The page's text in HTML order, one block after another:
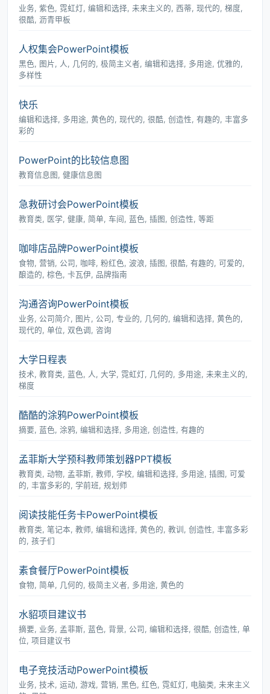
业务, 紫色, 霓虹灯, 编辑和选择, 未来主义的, 西蒂, 现代的, 梯度,
很酷, 沥青甲板
人权集会PowerPoint模板
黑色, 图片, 人, 几何的, 极简主义者, 编辑和选择, 多用途, 优雅的,
多样性
快乐
编辑和选择, 多用途, 黄色的, 现代的, 很酷, 创造性, 有趣的, 丰富多
彩的
PowerPoint的比较信息图
教育信息图, 健康信息图
急救研讨会PowerPoint模板
教育类, 医学, 健康, 简单, 车间, 蓝色, 插图, 创造性, 等距
咖啡店品牌PowerPoint模板
食物, 营销, 公司, 咖啡, 粉红色, 波浪, 插图, 很酷, 有趣的, 可爱的,
酿造的, 棕色, 卡瓦伊, 品牌指南
沟通咨询PowerPoint模板
业务, 公司简介, 图片, 公司, 专业的, 几何的, 编辑和选择, 黄色的,
现代的, 单位, 双色调, 咨询
大学日程表
技术, 教育类, 蓝色, 人, 大学, 霓虹灯, 几何的, 多用途, 未来主义的,
梯度
酷酷的涂鸦PowerPoint模板
摘要, 蓝色, 涂鸦, 编辑和选择, 多用途, 创造性, 有趣的
孟菲斯大学预科教师策划器PPT模板
教育类, 动物, 孟菲斯, 教师, 学校, 编辑和选择, 多用途, 插图, 可爱
的, 丰富多彩的, 学前班, 规划师
阅读技能任务卡PowerPoint模板
教育类, 笔记本, 教师, 编辑和选择, 黄色的, 教训, 创造性, 丰富多彩
的, 孩子们
素食餐厅PowerPoint模板
食物, 简单, 几何的, 极简主义者, 多用途, 黄色的
水貂项目建议书
摘要, 业务, 孟菲斯, 蓝色, 背景, 公司, 编辑和选择, 很酷, 创造性, 单
位, 项目建议书
电子竞技活动PowerPoint模板
业务, 技术, 运动, 游戏, 营销, 黑色, 红色, 霓虹灯, 电脑类, 未来主义